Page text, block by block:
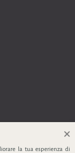
la tua esperienza di